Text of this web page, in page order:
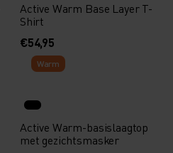
Active Warm Base Layer T-
Shirt
€54,95
Warm
Active Warm-basislaagtop
met gezichtsmasker